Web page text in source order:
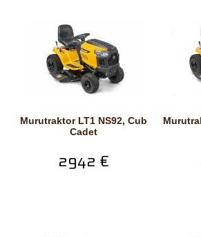
Murutraktor LT1 NS92, Cub
Cadet
2942 €
Murutraktor LT2 NS92, Cub